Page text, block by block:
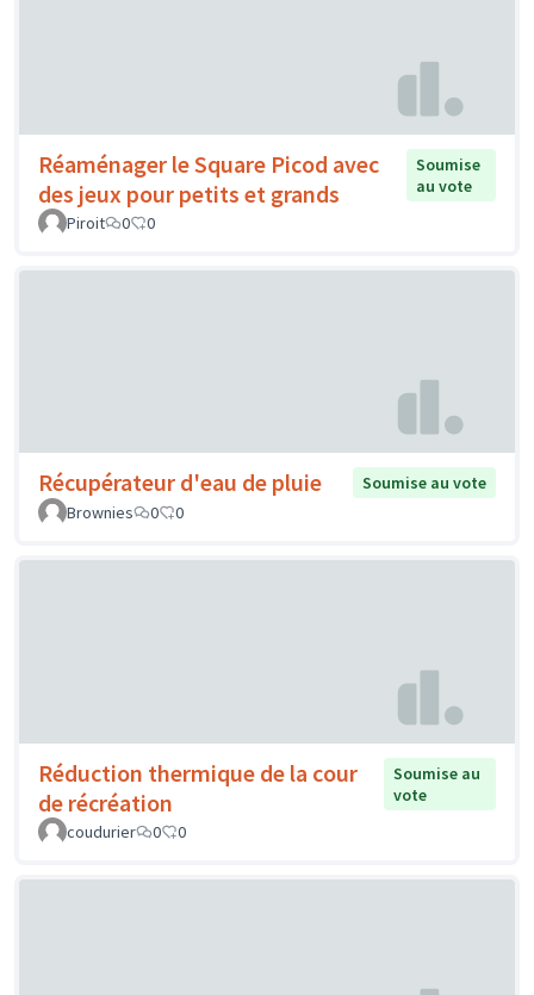
Réaménager le Square Picod avec
des jeux pour petits et grands
Soumise
au vote
Piroit
0 0
Récupérateur d'eau de pluie
Soumise au vote
Brownies
0 0
Réduction thermique de la cour
de récréation
Soumise au
vote
coudurier
0 0